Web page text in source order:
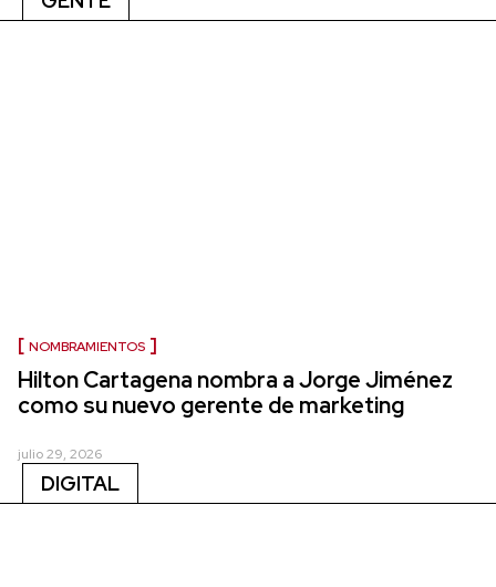
NOMBRAMIENTOS
Hilton Cartagena nombra a Jorge Jiménez
como su nuevo gerente de marketing
julio 29, 2026
DIGITAL